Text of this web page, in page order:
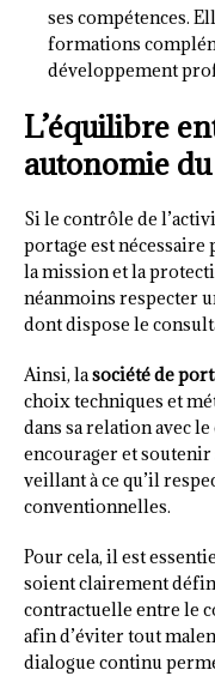
ses compétences.
formations
développement
L’équilibre
autonomie
Si le contrôle de
portage est
la mission et la
néanmoins respecter
dont dispose le
Ainsi, lasociété de
choix techniques et
dans sa relation avec
encourager et
veillant à ce qu’il
conventionnelles.
Pour cela, il est
soient clairement
contractuelle entre le
afin d’éviter tout
dialogue continu